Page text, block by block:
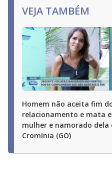
VEJA TAMBÉM
Homem não aceita fim
relacionamento e mata
mulher e namorado dela
Cromínia (GO)